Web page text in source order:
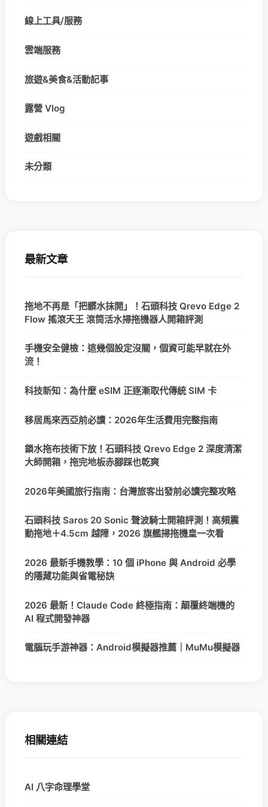
線上工具/服務
雲端服務
旅遊&美食&活動記事
露營 Vlog
遊戲相關
未分類
最新文章
拖地不再是「把髒水抹開」！石頭科技 Qrevo Edge 2
Flow 搖滾天王 滾筒活水掃拖機器人開箱評測
手機安全健檢：這幾個設定沒關，個資可能早就在外
流！
科技新知：為什麼 eSIM 正逐漸取代傳統 SIM 卡
移居馬來西亞前必讀：2026年生活費用完整指南
鎖水拖布技術下放！石頭科技 Qrevo Edge 2 深度清潔
大師開箱，拖完地板赤腳踩也乾爽
2026年美國旅行指南：台灣旅客出發前必讀完整攻略
石頭科技 Saros 20 Sonic 聲波騎士開箱評測！高頻震
動拖地＋4.5cm 越障，2026 旗艦掃拖機皇一次看
2026 最新手機教學：10 個 iPhone 與 Android 必學
的隱藏功能與省電秘訣
2026 最新！Claude Code 終極指南：顛覆終端機的
AI 程式開發神器
電腦玩手游神器：Android模擬器推薦｜MuMu模擬器
相關連結
AI 八字命理學堂